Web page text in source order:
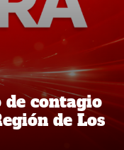
de contagio
de Los